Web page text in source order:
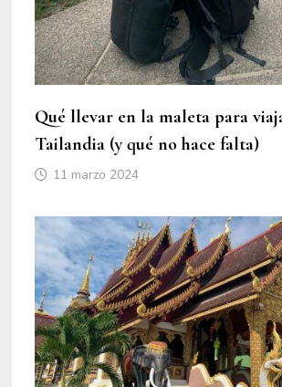
Qué llevar en la maleta para
Tailandia (y qué no hace falta)
11 marzo 2024